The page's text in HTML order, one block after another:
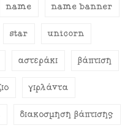
name name banner
star unicorn
αστεράκι βάπτιση
γιρλάντα
διακόσμηση βάπτισης